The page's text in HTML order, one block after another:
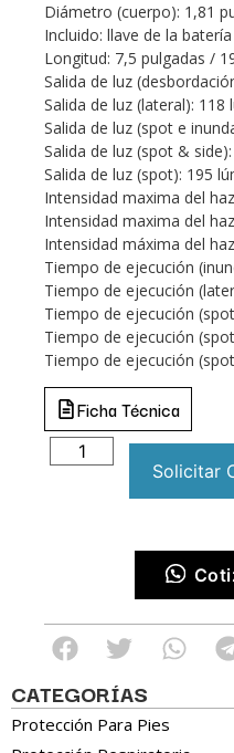
CATEGORÍAS
Protección Para Pies
Diámetro (cuerpo): 1,81
Incluido: llave de la
Longitud: 7,5 pulgadas /
Salida de luz
Salida de luz (lateral): 118
Salida de luz (spot e
Salida de luz (spot &
Salida de luz (spot): 195
Intensidad maxima del
Intensidad maxima del
Intensidad máxima del
Tiempo de ejecución
Tiempo de ejecución
Tiempo de ejecución
Tiempo de ejecución
Tiempo de ejecución
Ficha Técnica
Solicitar